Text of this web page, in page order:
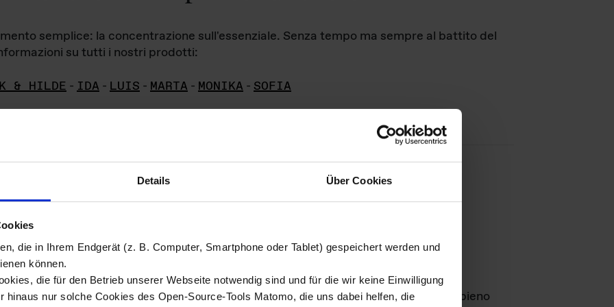
Details Über Cookies
die in Ihrem Endgerät (z. B. Computer, Smartphone oder Tablet) gespeichert werden und
können.
die für den Betrieb unserer Webseite notwendig sind und für die wir keine Einwilligung
hinaus nur solche Cookies des Open-Source-Tools Matomo, die uns dabei helfen, die
semplice: la concentrazione sull'essenziale. Senza tempo ma sempre al battito del
su tutti i nostri prodotti:
& HILDE - IDA - LUIS - MARTA - MONIKA - SOFIA
di immagini
materiale fotografico sono detenuti daDas ganze LebenGmbH e rimangono in pieno